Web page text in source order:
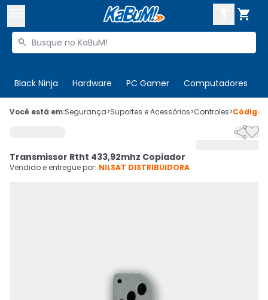

Buscar produtos

Black Ninja Hardware PC Gamer Computadores
 Olá. Acesse sua conta
Cupons
CADASTRE-SE
Você está em:Segurança>Suportes e Acessórios>Controles>Código

Transmissor Rtht 433,92mhz Copiador
Vendido e entregue por: NILSAT DISTRIBUIDORA